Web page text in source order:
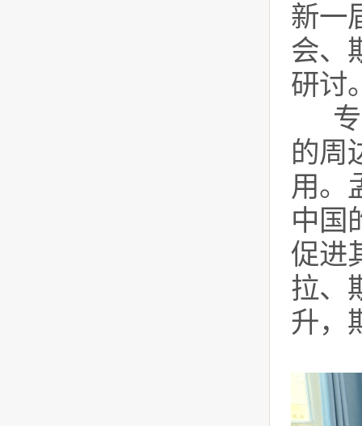
新一
会、
研讨
的周
用。
中国
促进
拉、
升，